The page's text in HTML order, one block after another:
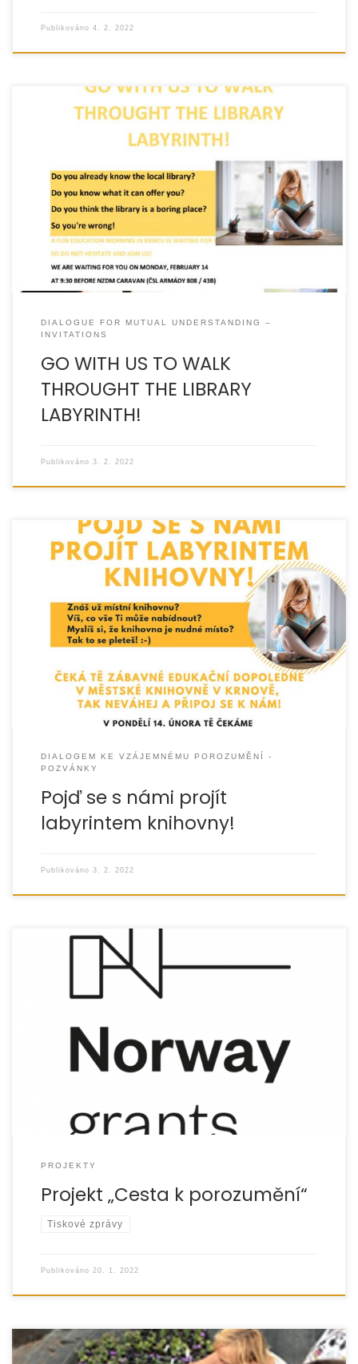
Publikováno 4. 2. 2022
DIALOGUE FOR MUTUAL UNDERSTANDING –
INVITATIONS
GO WITH US TO WALK
THROUGHT THE LIBRARY
LABYRINTH!
Publikováno 3. 2. 2022
DIALOGEM KE VZÁJEMNÉMU POROZUMĚNÍ -
POZVÁNKY
Pojď se s námi projít
labyrintem knihovny!
Publikováno 3. 2. 2022
k porozumění“, který je zaměřen na posílení inkluze
a postavení Romů a zlepšení vztahů mezi romskou
PROJEKTY
Projekt „Cesta k porozumění“
Tiskové zprávy
Publikováno 20. 1. 2022